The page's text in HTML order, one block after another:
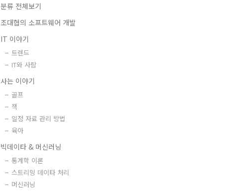
분류 전체보기
조대협의 소프트웨어 개발
IT 이야기
트렌드
IT와 사람
사는 이야기
골프
책
일정 자료 관리 방법
육아
빅데이타 & 머신러닝
통계학 이론
스트리밍 데이타 처리
머신러닝